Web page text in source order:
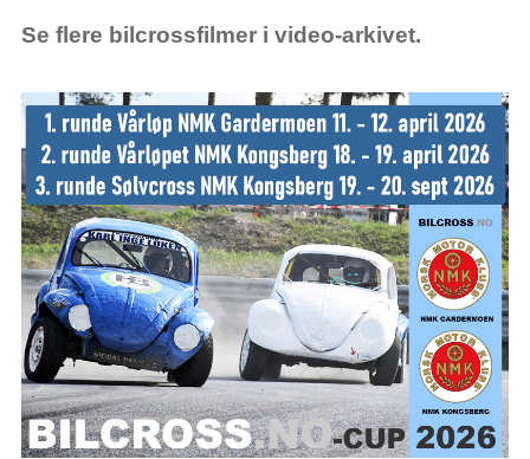
Se flere bilcrossfilmer i video-arkivet.